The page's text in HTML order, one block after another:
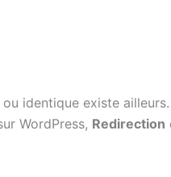
identique existe
WordPress, Redirection